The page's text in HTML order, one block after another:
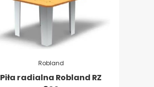
Robland
Piła radialna Robland RZ